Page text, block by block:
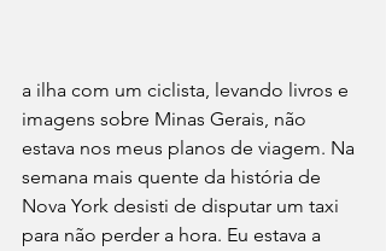
a ilha com um ciclista, levando livros e
imagens sobre Minas Gerais, não
estava nos meus planos de viagem. Na
semana mais quente da história de
Nova York desisti de disputar um taxi
para não perder a hora. Eu estava a